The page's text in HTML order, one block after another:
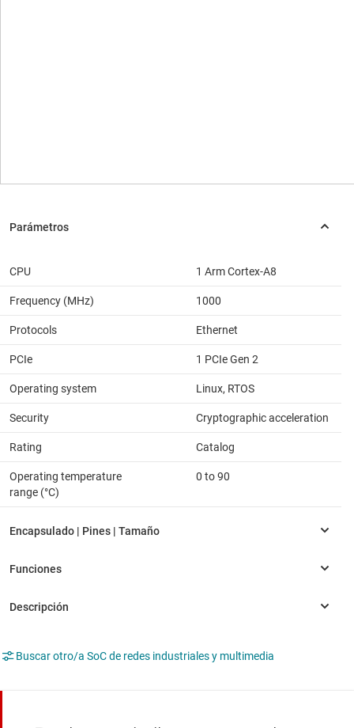
CPU 1 Arm Cortex-A8
Frequency (MHz) 1000
Protocols Ethernet
PCIe 1 PCIe Gen 2
Operating system Linux, RTOS
Security Cryptographic acceleration
Rating Catalog
Operating temperature
range (°C)
0 to 90
Buscar otro/a SoC de redes industriales y multimedia